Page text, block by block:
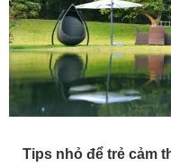
Tips nhỏ để trẻ cảm